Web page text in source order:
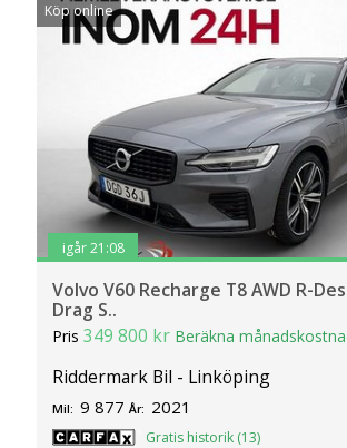
Köp online
igår 21:08
Volvo V60 Recharge T8 AWD R-
Drag S..
Pris349 800 kr Beräkna
Riddermark Bil - Linköping
Mil: 9 877 År: 2021
Gratis historik (13)